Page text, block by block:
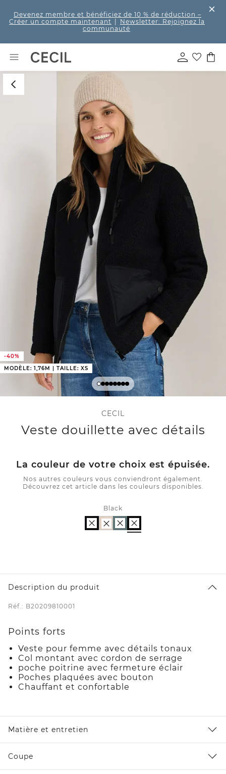
Devenez membre et bénéficiez de 10 % de réduction –
Créer un compte maintenant
Newsletter: Rejoignez la
communauté
-40%
MODÈLE: 1,76M | TAILLE: XS
CECIL
Veste douillette avec détails
La couleur de votre choix est épuisée.
Nos autres couleurs vous conviendront également.
Découvrez cet article dans les couleurs disponibles.
Black
Description du produit
Réf.: B20209810001
Points forts
Veste pour femme avec détails tonaux
Col montant avec cordon de serrage
poche poitrine avec fermeture éclair
Poches plaquées avec bouton
Chauffant et confortable
Matière et entretien
Coupe